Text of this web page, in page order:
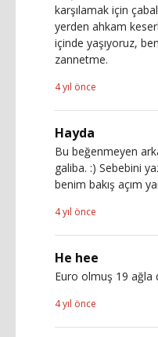
karşılamak için
yerden ahkam
içinde yaşıyoruz,
zannetme.
4 yıl önce
Hayda
Bu beğenmeyen
galiba. :) Sebebini
benim bakış açım
4 yıl önce
He hee
Euro olmuş 19 ağla
4 yıl önce